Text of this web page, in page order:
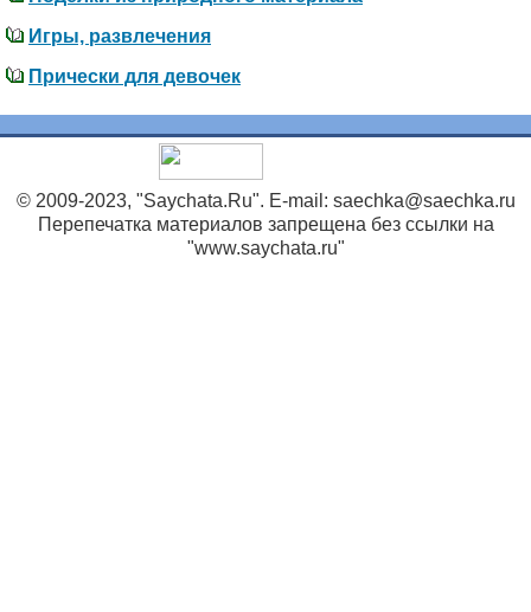
Игры, развлечения
Прически для девочек
© 2009-2023, "Saychata.Ru". E-mail: saechka@saechka.ru
Перепечатка материалов запрещена без ссылки на
"www.saychata.ru"